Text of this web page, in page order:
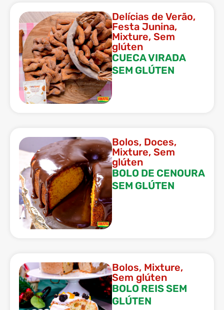
Delícias de Verão,
Festa Junina,
Mixture, Sem
glúten
CUECA VIRADA
SEM GLÚTEN
Bolos, Doces,
Mixture, Sem
glúten
BOLO DE CENOURA
SEM GLÚTEN
Bolos, Mixture,
Sem glúten
BOLO REIS SEM
GLÚTEN